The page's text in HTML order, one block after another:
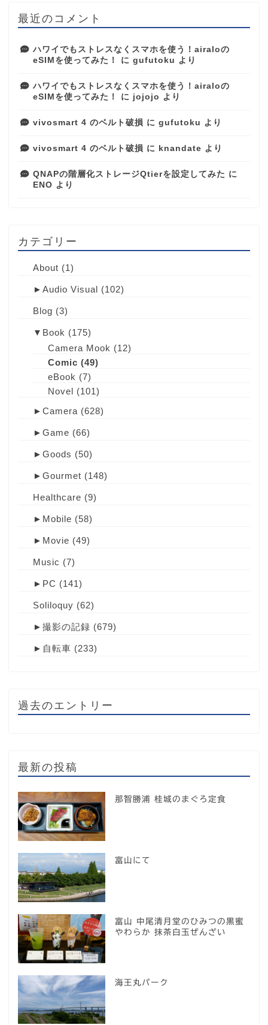
最近のコメント
ハワイでもストレスなくスマホを使う！airaloの
eSIMを使ってみた！
に gufutoku より
ハワイでもストレスなくスマホを使う！airaloの
eSIMを使ってみた！
に jojojo より
vivosmart 4 のベルト破損 に gufutoku より
vivosmart 4 のベルト破損 に knandate より
QNAPの階層化ストレージQtierを設定してみた に
ENO より
カテゴリー
About (1)
► Audio Visual (102)
Blog (3)
▼ Book (175)
Camera Mook (12)
Comic (49)
eBook (7)
Novel (101)
► Camera (628)
► Game (66)
► Goods (50)
► Gourmet (148)
Healthcare (9)
► Mobile (58)
► Movie (49)
Music (7)
► PC (141)
Soliloquy (62)
► 撮影の記録 (679)
► 自転車 (233)
過去のエントリー
最新の投稿
那智勝浦 桂城のまぐろ定食
富山にて
富山 中尾清月堂のひみつの黒蜜
やわらか 抹茶白玉ぜんざい
海王丸パーク